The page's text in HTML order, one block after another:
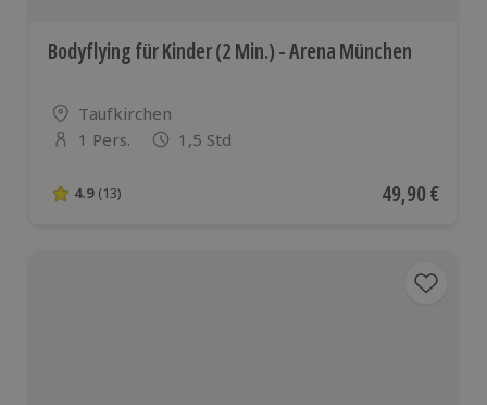
Bodyflying für Kinder (2 Min.) - Arena München
Standort
Taufkirchen
Anzahl der Teilnehmer
1 Pers. 1,5 Std
4.9 von 5 Sternen basierend auf 13 Bewertungen
4.9 (13) Aktueller
49,90 €